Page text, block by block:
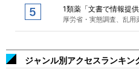
1類薬「文書で情報提
厚労省・実態調査、乱用
ジャンル別アクセスランキン